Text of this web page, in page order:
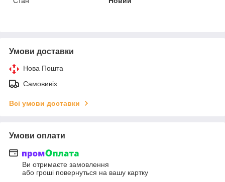
Умови доставки
Нова Пошта
Самовивіз
Всі умови доставки
Умови оплати
Ви отримаєте замовлення
або гроші повернуться на вашу картку